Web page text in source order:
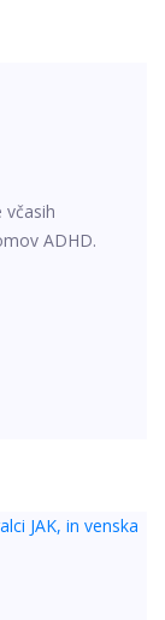
včasih
ADHD.